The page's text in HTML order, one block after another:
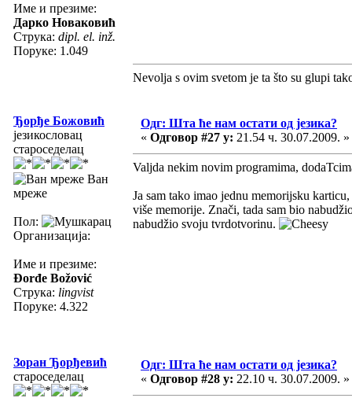
Име и презиме:
Дарко Новаковић
Струка: dipl. el. inž.
Поруке: 1.049
Nevolja s ovim svetom je ta što su glupi
Ђорђе Божовић
језикословац
староседелац
Ван
мреже
Пол:
Организација:
Име и презиме:
Đorđe Božović
Струка: lingvist
Поруке: 4.322
Одг: Шта ће нам остати од језика?
« Одговор #27 у: 21.54 ч. 30.07.2009. »
Valjda nekim novim programima,
Ja sam tako imao jednu memorijsku
više memorije. Znači, tada sam bio
nabudžio svoju tvrdotvorinu.
Зоран Ђорђевић
староседелац
Одг: Шта ће нам остати од језика?
« Одговор #28 у: 22.10 ч. 30.07.2009. »